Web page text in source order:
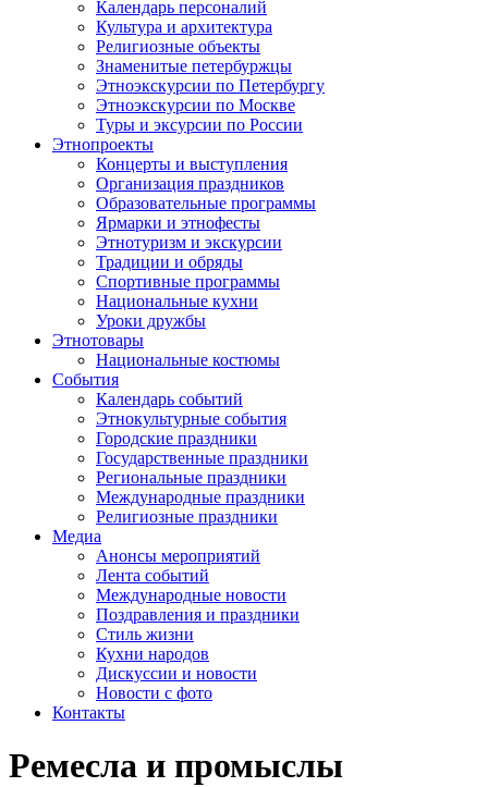
Календарь персоналий
Культура и архитектура
Религиозные объекты
Знаменитые петербуржцы
Этноэкскурсии по Петербургу
Этноэкскурсии по Москве
Туры и эксурсии по России
Этнопроекты
Концерты и выступления
Организация праздников
Образовательные программы
Ярмарки и этнофесты
Этнотуризм и экскурсии
Традиции и обряды
Спортивные программы
Национальные кухни
Уроки дружбы
Этнотовары
Национальные костюмы
События
Календарь событий
Этнокультурные события
Городские праздники
Государственные праздники
Региональные праздники
Международные праздники
Религиозные праздники
Медиа
Анонсы мероприятий
Лента событий
Международные новости
Поздравления и праздники
Cтиль жизни
Кухни народов
Дискуссии и новости
Новости с фото
Контакты
Ремесла и промыслы